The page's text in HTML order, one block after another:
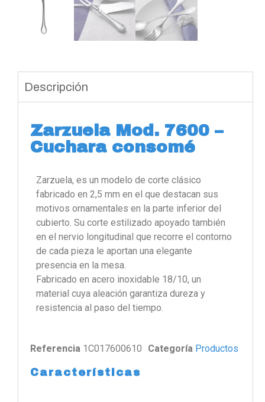
Descripción
Zarzuela Mod. 7600 –
Cuchara consomé
Zarzuela, es un modelo de corte clásico
fabricado en 2,5 mm en el que destacan sus
motivos ornamentales en la parte inferior del
cubierto. Su corte estilizado apoyado también
en el nervio longitudinal que recorre el contorno
de cada pieza le aportan una elegante
presencia en la mesa.
Fabricado en acero inoxidable 18/10, un
material cuya aleación garantiza dureza y
resistencia al paso del tiempo.
Referencia 1C017600610 Categoría Productos
Características